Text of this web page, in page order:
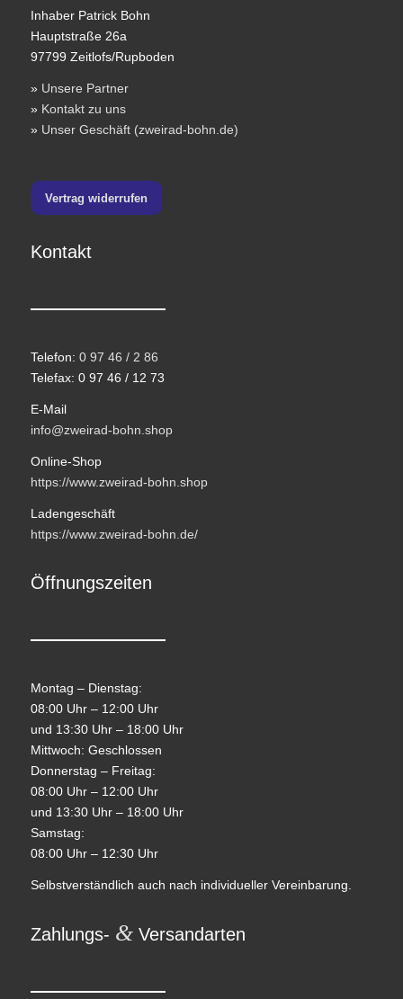
Inhaber Patrick Bohn
Hauptstraße 26a
97799 Zeitlofs/Rupboden
» Unsere Partner
» Kontakt zu uns
» Unser Geschäft (zweirad-bohn.de)
Vertrag widerrufen
Kontakt
Telefon: 0 97 46 / 2 86
Telefax: 0 97 46 / 12 73
E-Mail
info@zweirad-bohn.shop
Online-Shop
https://www.zweirad-bohn.shop
Ladengeschäft
https://www.zweirad-bohn.de/
Öffnungszeiten
Montag – Dienstag:
08:00 Uhr – 12:00 Uhr
und 13:30 Uhr – 18:00 Uhr
Mittwoch: Geschlossen
Donnerstag – Freitag:
08:00 Uhr – 12:00 Uhr
und 13:30 Uhr – 18:00 Uhr
Samstag:
08:00 Uhr – 12:30 Uhr
Selbstverständlich auch nach individueller Vereinbarung.
Zahlungs- &Versandarten